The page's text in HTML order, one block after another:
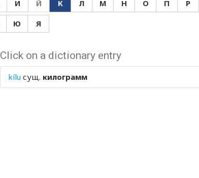
И Й К Л М Н О П Р
Ю Я
Click on a dictionary entry
kílu сущ. килограмм